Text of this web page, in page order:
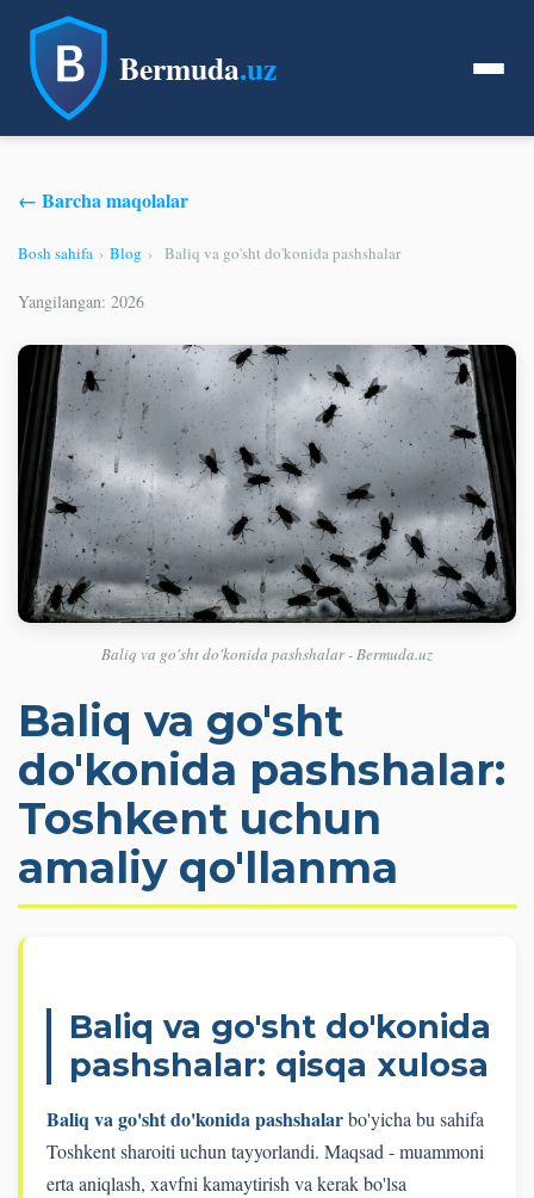
Bermuda.uz
← Barcha maqolalar
Bosh sahifa › Blog › Baliq va go'sht do'konida pashshalar
Yangilangan: 2026
Baliq va go'sht do'konida pashshalar - Bermuda.uz
Baliq va go'sht
do'konida pashshalar:
Toshkent uchun
amaliy qo'llanma
Baliq va go'sht do'konida
pashshalar: qisqa xulosa
Baliq va go'sht do'konida pashshalarbo'yicha bu sahifa
Toshkent sharoiti uchun tayyorlandi. Maqsad - muammoni
erta aniqlash, xavfni kamaytirish va kerak bo'lsa